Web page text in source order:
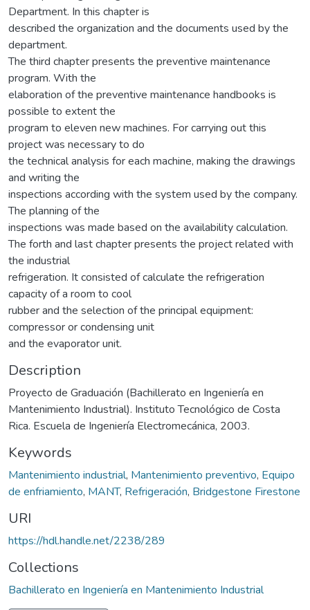
Department. In this chapter is
described the organization and the documents used by the
department.
The third chapter presents the preventive maintenance
program. With the
elaboration of the preventive maintenance handbooks is
possible to extent the
program to eleven new machines. For carrying out this
project was necessary to do
the technical analysis for each machine, making the drawings
and writing the
inspections according with the system used by the company.
The planning of the
inspections was made based on the availability calculation.
The forth and last chapter presents the project related with
the industrial
refrigeration. It consisted of calculate the refrigeration
capacity of a room to cool
rubber and the selection of the principal equipment:
compressor or condensing unit
and the evaporator unit.
Description
Proyecto de Graduación (Bachillerato en Ingeniería en
Mantenimiento Industrial). Instituto Tecnológico de Costa
Rica. Escuela de Ingeniería Electromecánica, 2003.
Keywords
Mantenimiento industrial, Mantenimiento preventivo, Equipo
de enfriamiento, MANT, Refrigeración, Bridgestone Firestone
URI
https://hdl.handle.net/2238/289
Collections
Bachillerato en Ingeniería en Mantenimiento Industrial